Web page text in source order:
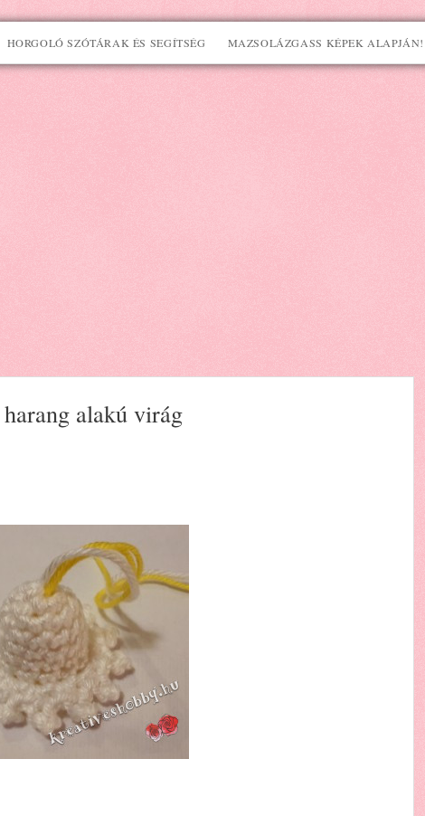
HORGOLÓ SZÓTÁRAK ÉS SEGÍTSÉG MAZSOLÁZGASS KÉPEK ALAPJÁN!
alakú virág